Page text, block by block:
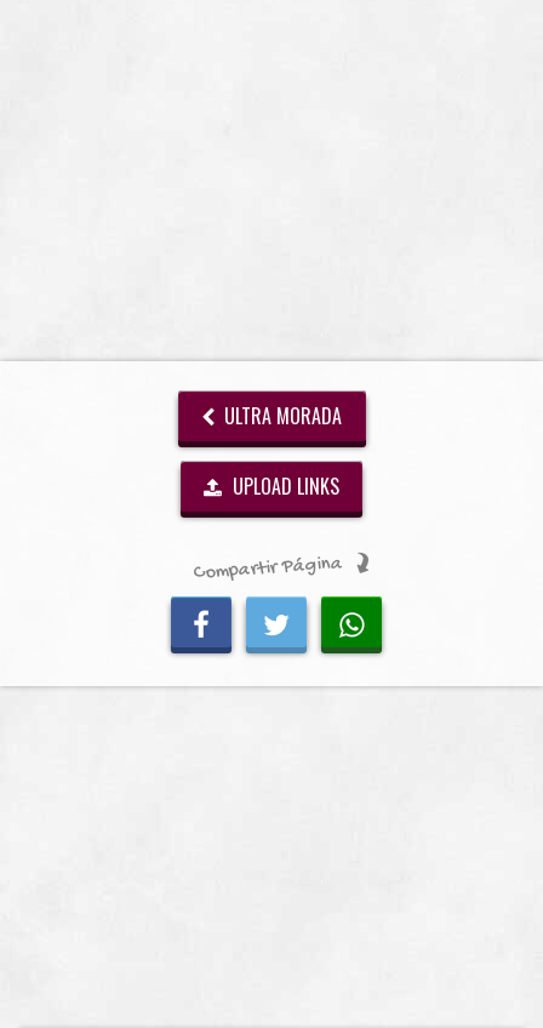
ULTRA MORADA
UPLOAD LINKS
Compartir Página